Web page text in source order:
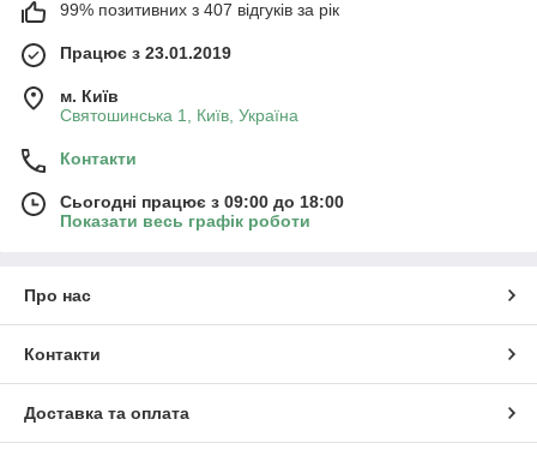
99% позитивних з 407 відгуків за рік
Працює з 23.01.2019
м. Київ
Святошинська 1, Київ, Україна
Контакти
Сьогодні працює з 09:00 до 18:00
Показати весь графік роботи
Про нас
Контакти
Доставка та оплата